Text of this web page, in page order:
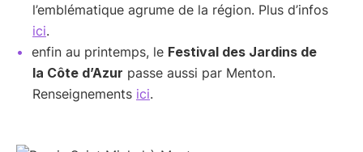
l’emblématique agrume de la région. Plus d’infos
ici.
enfin au printemps, le Festival des Jardins de
la Côte d’Azur passe aussi par Menton.
Renseignements ici.